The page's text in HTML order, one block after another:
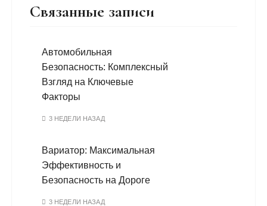
Связанные записи
Автомобильная
Безопасность: Комплексный
Взгляд на Ключевые
Факторы
3 НЕДЕЛИ НАЗАД
Вариатор: Максимальная
Эффективность и
Безопасность на Дороге
3 НЕДЕЛИ НАЗАД